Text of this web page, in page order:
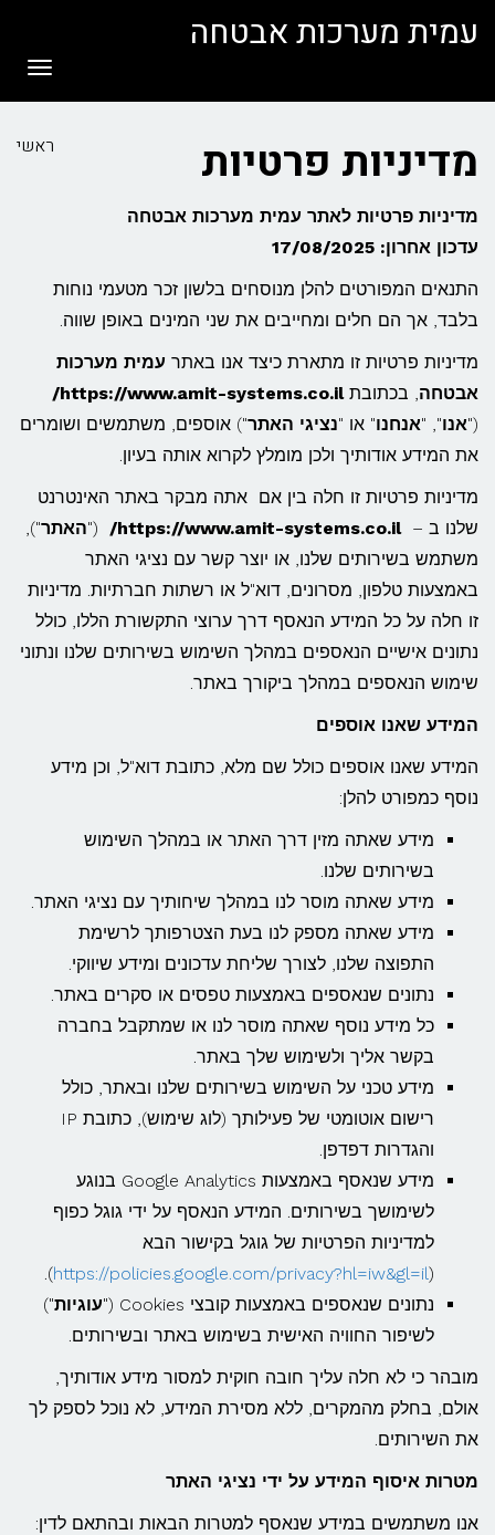
עמית מערכות אבטחה
ראשי מדיניות פרטיות
מדיניות פרטיות לאתר עמית מערכות אבטחה
עדכון אחרון: 17/08/2025
התנאים המפורטים להלן מנוסחים בלשון זכר מטעמי נוחות
בלבד, אך הם חלים ומחייבים את שני המינים באופן שווה.
מדיניות פרטיות זו מתארת כיצד אנו באתר עמית מערכות
אבטחה, בכתובת https://www.amit-systems.co.il/
("אנו", "אנחנו" או "נציגי האתר") אוספים, משתמשים ושומרים
את המידע אודותיך ולכן מומלץ לקרוא אותה בעיון.
מדיניות פרטיות זו חלה בין אם אתה מבקר באתר האינטרנט
שלנו ב –https://www.amit-systems.co.il/
("האתר"),
משתמש בשירותים שלנו, או יוצר קשר עם נציגי האתר
באמצעות טלפון, מסרונים, דוא"ל או רשתות חברתיות. מדיניות
זו חלה על כל המידע הנאסף דרך ערוצי התקשורת הללו, כולל
נתונים אישיים הנאספים במהלך השימוש בשירותים שלנו ונתוני
שימוש הנאספים במהלך ביקורך באתר.
המידע שאנו אוספים
המידע שאנו אוספים כולל שם מלא, כתובת דוא"ל, וכן מידע
נוסף כמפורט להלן:
מידע שאתה מזין דרך האתר או במהלך השימוש
בשירותים שלנו.
מידע שאתה מוסר לנו במהלך שיחותיך עם נציגי האתר.
מידע שאתה מספק לנו בעת הצטרפותך לרשימת
התפוצה שלנו, לצורך שליחת עדכונים ומידע שיווקי.
נתונים שנאספים באמצעות טפסים או סקרים באתר.
כל מידע נוסף שאתה מוסר לנו או שמתקבל בחברה
בקשר אליך ולשימוש שלך באתר.
מידע טכני על השימוש בשירותים שלנו ובאתר, כולל
רישום אוטומטי של פעילותך (לוג שימוש), כתובת IP
והגדרות דפדפן.
מידע שנאסף באמצעות Google Analytics בנוגע
לשימושך בשירותים. המידע הנאסף על ידי גוגל כפוף
למדיניות הפרטיות של גוגל בקישור הבא
(
https://policies.google.com/privacy?hl=iw&gl=il
).
נתונים שנאספים באמצעות קובצי Cookies ("
עוגיות")
לשיפור החוויה האישית בשימוש באתר ובשירותים.
מובהר כי לא חלה עליך חובה חוקית למסור מידע אודותיך,
אולם, בחלק מהמקרים, ללא מסירת המידע, לא נוכל לספק לך
את השירותים.
מטרות איסוף המידע על ידי נציגי האתר
אנו משתמשים במידע שנאסף למטרות הבאות ובהתאם לדין: